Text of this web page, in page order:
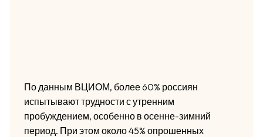
По данным ВЦИОМ, более 60% россиян
испытывают трудности с утренним
пробуждением, особенно в осенне-зимний
период. При этом около 45% опрошенных